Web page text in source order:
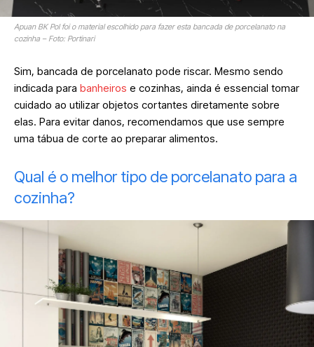
Apuan BK Pol foi o material escolhido para fazer esta bancada de porcelanato na
cozinha – Foto: Portinari
Sim, bancada de porcelanato pode riscar. Mesmo sendo
indicada para banheiros e cozinhas, ainda é essencial tomar
cuidado ao utilizar objetos cortantes diretamente sobre
elas. Para evitar danos, recomendamos que use sempre
uma tábua de corte ao preparar alimentos.
Qual é o melhor tipo de porcelanato para a
cozinha?